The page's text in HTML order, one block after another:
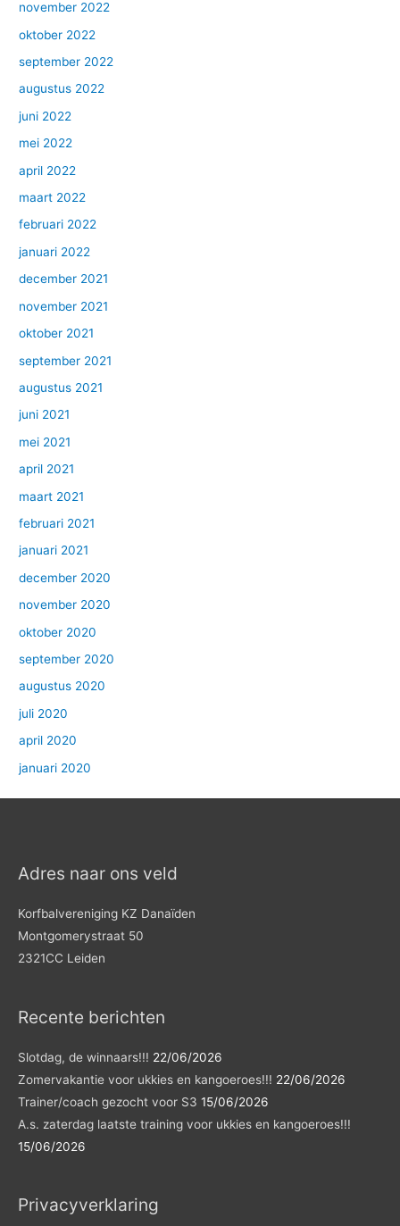
november 2022
oktober 2022
september 2022
augustus 2022
juni 2022
mei 2022
april 2022
maart 2022
februari 2022
januari 2022
december 2021
november 2021
oktober 2021
september 2021
augustus 2021
juni 2021
mei 2021
april 2021
maart 2021
februari 2021
januari 2021
december 2020
november 2020
oktober 2020
september 2020
augustus 2020
juli 2020
april 2020
januari 2020
Adres naar ons veld
Korfbalvereniging KZ Danaïden
Montgomerystraat 50
2321CC Leiden
Recente berichten
Slotdag, de winnaars!!! 22/06/2026
Zomervakantie voor ukkies en kangoeroes!!! 22/06/2026
Trainer/coach gezocht voor S3 15/06/2026
A.s. zaterdag laatste training voor ukkies en kangoeroes!!!
15/06/2026
Privacyverklaring